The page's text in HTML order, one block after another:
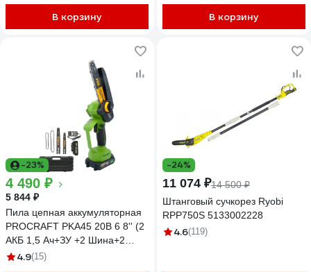
В корзину В корзину
-23%
4 490 ₽
5 844 ₽
Пила цепная аккумуляторная
PROCRAFT PKA45 20В 6 8'' (2
АКБ 1,5 Ач+ЗУ +2 Шина+2
Цепи) Кейс PKA45-2b-c
4.9(15)
-24%
11 074 ₽14 500 ₽
Штанговый сучкорез Ryobi
RPP750S 5133002228
4.6(119)